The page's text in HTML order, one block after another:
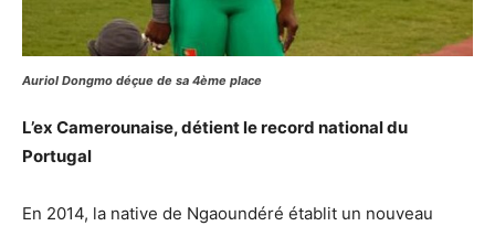
Auriol Dongmo déçue de sa 4ème place
L’ex Camerounaise, détient le record national du
Portugal
En 2014, la native de Ngaoundéré établit un nouveau